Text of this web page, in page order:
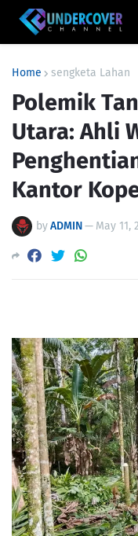
Home sengketa Lahan
Polemik
Utara: Ahli
Kantor
byADMIN— May 11,